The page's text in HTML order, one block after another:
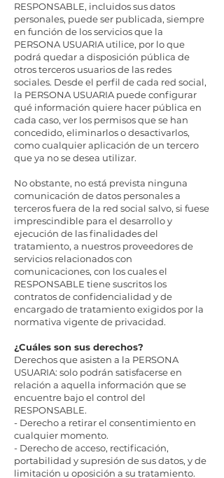
RESPONSABLE, incluidos sus datos
personales, puede ser publicada, siempre
en función de los servicios que la
PERSONA USUARIA utilice, por lo que
podrá quedar a disposición pública de
otros terceros usuarios de las redes
sociales. Desde el perfil de cada red social,
la PERSONA USUARIA puede configurar
qué información quiere hacer pública en
cada caso, ver los permisos que se han
concedido, eliminarlos o desactivarlos,
como cualquier aplicación de un tercero
que ya no se desea utilizar.
No obstante, no está prevista ninguna
comunicación de datos personales a
terceros fuera de la red social salvo, si fuese
imprescindible para el desarrollo y
ejecución de las finalidades del
tratamiento, a nuestros proveedores de
servicios relacionados con
comunicaciones, con los cuales el
RESPONSABLE tiene suscritos los
contratos de confidencialidad y de
encargado de tratamiento exigidos por la
normativa vigente de privacidad.
¿Cuáles son sus derechos?
Derechos que asisten a la PERSONA
USUARIA: solo podrán satisfacerse en
relación a aquella información que se
encuentre bajo el control del
RESPONSABLE.
- Derecho a retirar el consentimiento en
cualquier momento.
- Derecho de acceso, rectificación,
portabilidad y supresión de sus datos, y de
limitación u oposición a su tratamiento.